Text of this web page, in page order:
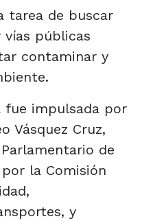
tarea de buscar
públicas
contaminar y
fue impulsada por
Vásquez Cruz,
de
la Comisión
y